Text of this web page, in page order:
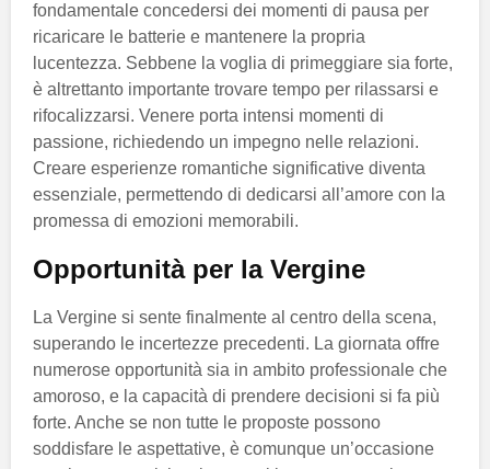
fondamentale concedersi dei momenti di pausa per
ricaricare le batterie e mantenere la propria
lucentezza. Sebbene la voglia di primeggiare sia forte,
è altrettanto importante trovare tempo per rilassarsi e
rifocalizzarsi. Venere porta intensi momenti di
passione, richiedendo un impegno nelle relazioni.
Creare esperienze romantiche significative diventa
essenziale, permettendo di dedicarsi all’amore con la
promessa di emozioni memorabili.
Opportunità per la Vergine
La Vergine si sente finalmente al centro della scena,
superando le incertezze precedenti. La giornata offre
numerose opportunità sia in ambito professionale che
amoroso, e la capacità di prendere decisioni si fa più
forte. Anche se non tutte le proposte possono
soddisfare le aspettative, è comunque un’occasione